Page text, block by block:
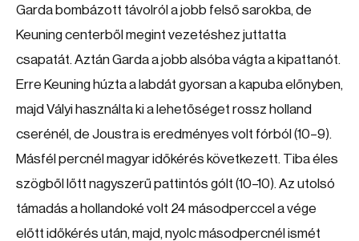
Garda bombázott távolról a jobb felső sarokba, de
Keuning centerből megint vezetéshez juttatta
csapatát. Aztán Garda a jobb alsóba vágta a kipattanót.
Erre Keuning húzta a labdát gyorsan a kapuba előnyben,
majd Vályi használta ki a lehetőséget rossz holland
cserénél, de Joustra is eredményes volt fórból (10–9).
Másfél percnél magyar időkérés következett. Tiba éles
szögből lőtt nagyszerű pattintós gólt (10–10). Az utolsó
támadás a hollandoké volt 24 másodperccel a vége
előtt időkérés után, majd, nyolc másodpercnél ismét